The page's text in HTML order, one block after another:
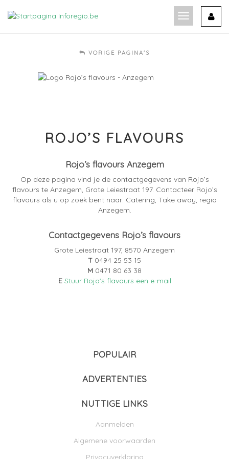
naar
Toon
navigatie
VORIGE PAGINA'S
ROJO’S FLAVOURS
Rojo’s flavours Anzegem
Op deze pagina vind je de contactgegevens van Rojo’s
flavours te Anzegem, Grote Leiestraat 197. Contacteer Rojo’s
flavours als u op zoek bent naar: Catering, Take away, regio
Anzegem.
Contactgegevens Rojo’s flavours
Grote Leiestraat 197, 8570 Anzegem
T 0494 25 53 15
M 0471 80 63 38
E Stuur Rojo’s flavours een e-mail
POPULAIR
ADVERTENTIES
NUTTIGE LINKS
Aanmelden
Algemene voorwaarden